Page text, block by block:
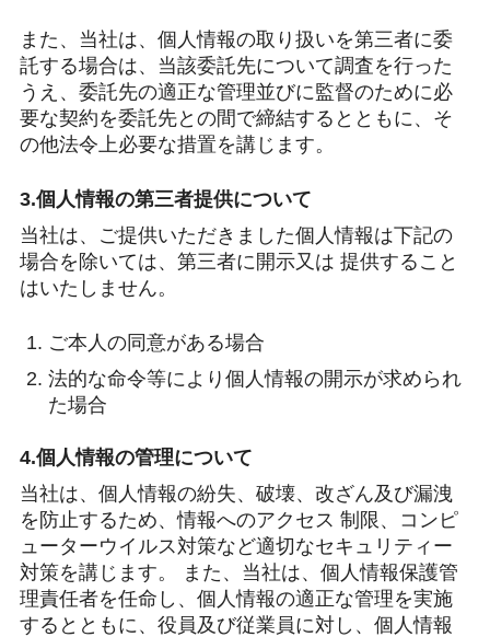
また、当社は、個人情報の取り扱いを第三者に委
託する場合は、当該委託先について調査を行った
うえ、委託先の適正な管理並びに監督のために必
要な契約を委託先との間で締結するとともに、そ
の他法令上必要な措置を講じます。
3.個人情報の第三者提供について
当社は、ご提供いただきました個人情報は下記の
場合を除いては、第三者に開示又は 提供すること
はいたしません。
ご本人の同意がある場合
法的な命令等により個人情報の開示が求められ
た場合
4.個人情報の管理について
当社は、個人情報の紛失、破壊、改ざん及び漏洩
を防止するため、情報へのアクセス 制限、コンピ
ューターウイルス対策など適切なセキュリティー
対策を講じます。 また、当社は、個人情報保護管
理責任者を任命し、個人情報の適正な管理を実施
するとともに、役員及び従業員に対し、個人情報